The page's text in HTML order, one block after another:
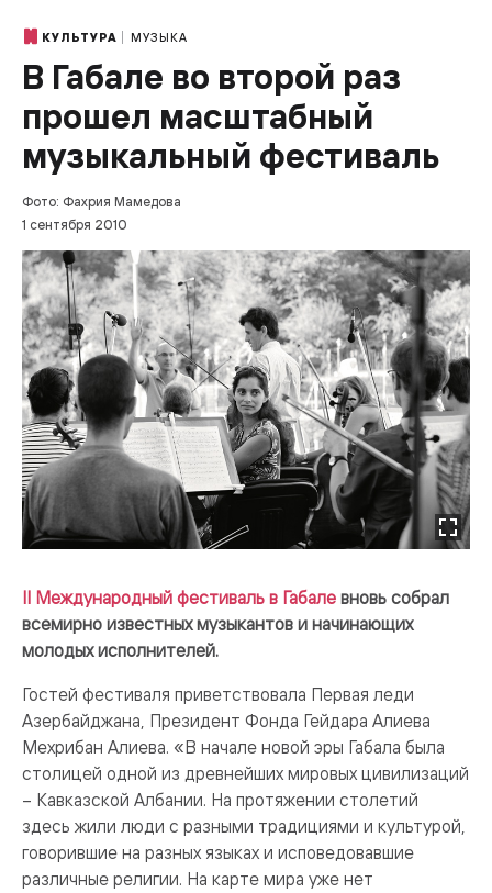
КУЛЬТУРА МУЗЫКА
В Габале во второй раз
прошел масштабный
музыкальный фестиваль
Фото: Фахрия Мамедова
1 сентября 2010
II Международный фестиваль в Габале вновь собрал
всемирно известных музыкантов и начинающих
молодых исполнителей.
Гостей фестиваля приветствовала Первая леди
Азербайджана, Президент Фонда Гейдара Алиева
Мехрибан Aлиeва. «В начале новой эры Габала была
столицей одной из древнейших мировых цивилизаций
– Кавказской Албании. На протяжении столетий
здесь жили люди с разными традициями и культурой,
говорившие на разных языках и исповедовавшие
различные религии. На карте мира уже нет